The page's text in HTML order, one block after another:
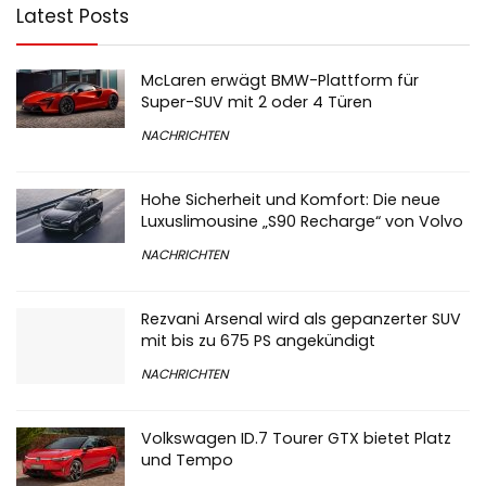
Latest Posts
McLaren erwägt BMW-Plattform für
Super-SUV mit 2 oder 4 Türen
NACHRICHTEN
Hohe Sicherheit und Komfort: Die neue
Luxuslimousine „S90 Recharge“ von Volvo
NACHRICHTEN
Rezvani Arsenal wird als gepanzerter SUV
mit bis zu 675 PS angekündigt
NACHRICHTEN
Volkswagen ID.7 Tourer GTX bietet Platz
und Tempo